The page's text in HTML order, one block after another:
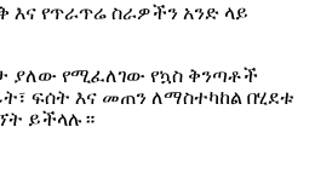
እና የጥራጥሬ ስራዎችን አንድ ላይ
ያለው የሚፈለገው የኳስ ቅንጣቶች
ፍሰት እና መጠን ለማስተካከል በሂደቱ
ይችላሉ።